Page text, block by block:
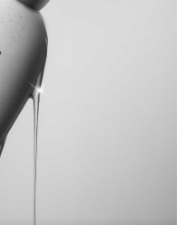
pertama yang lulus
pengguna tidak membuat
pembayaran lewat sebanyak
bawah umur dikehendaki
atau penjaga yang sah
pemprosesan dan
tidak bersetuju dengan data
akan dikumpul dan digunakan
ini.